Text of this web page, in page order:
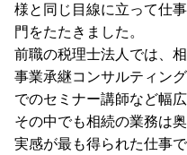
様と同じ目線に立って仕
門をたたきました。
前職の税理士法人では、
事業承継コンサルティン
でのセミナー講師など幅
その中でも相続の業務は
実感が最も得られた仕事で